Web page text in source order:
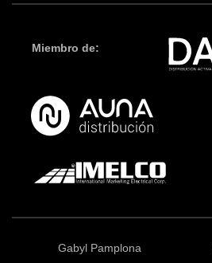
Miembro de:
Gabyl Pamplona